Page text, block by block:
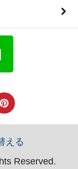
える
Reserved.